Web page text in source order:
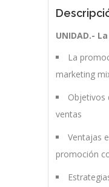
UNIDAD.-
La
marketing
Objetivos
ventas
Ventajas
promoción